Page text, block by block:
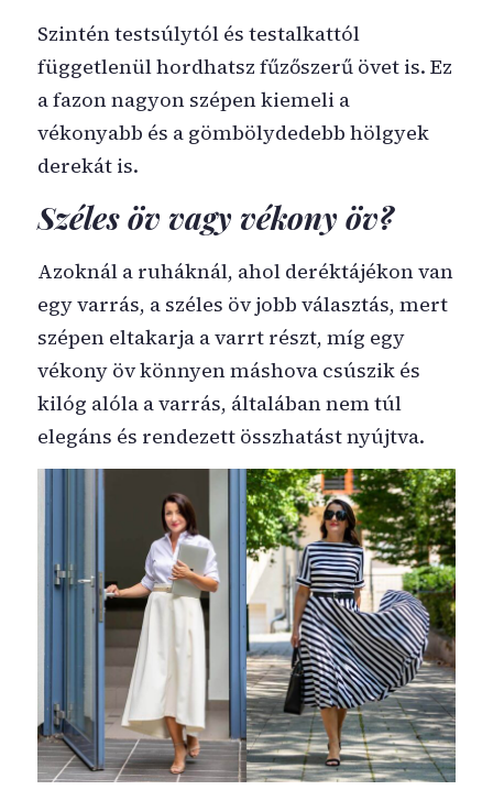
Szintén testsúlytól és testalkattól
függetlenül hordhatsz fűzőszerű övet is. Ez
a fazon nagyon szépen kiemeli a
vékonyabb és a gömbölydedebb hölgyek
derekát is.
Széles öv vagy vékony öv?
Azoknál a ruháknál, ahol deréktájékon van
egy varrás, a széles öv jobb választás, mert
szépen eltakarja a varrt részt, míg egy
vékony öv könnyen máshova csúszik és
kilóg alóla a varrás, általában nem túl
elegáns és rendezett összhatást nyújtva.